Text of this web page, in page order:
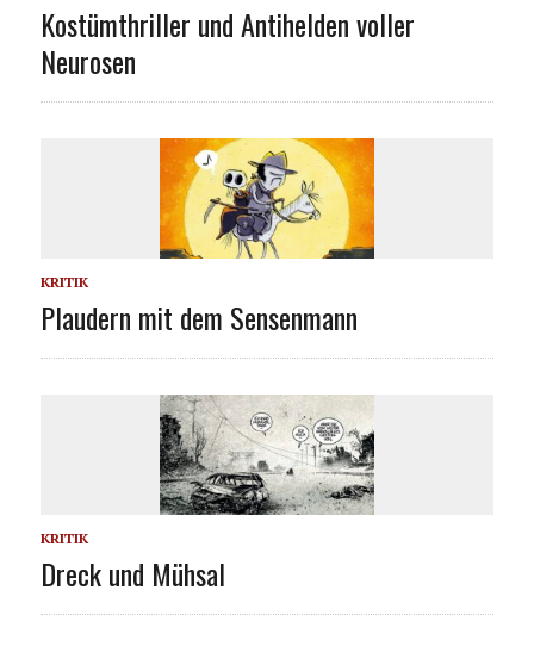
Kostümthriller und Antihelden voller
Neurosen
KRITIK
Plaudern mit dem Sensenmann
KRITIK
Dreck und Mühsal